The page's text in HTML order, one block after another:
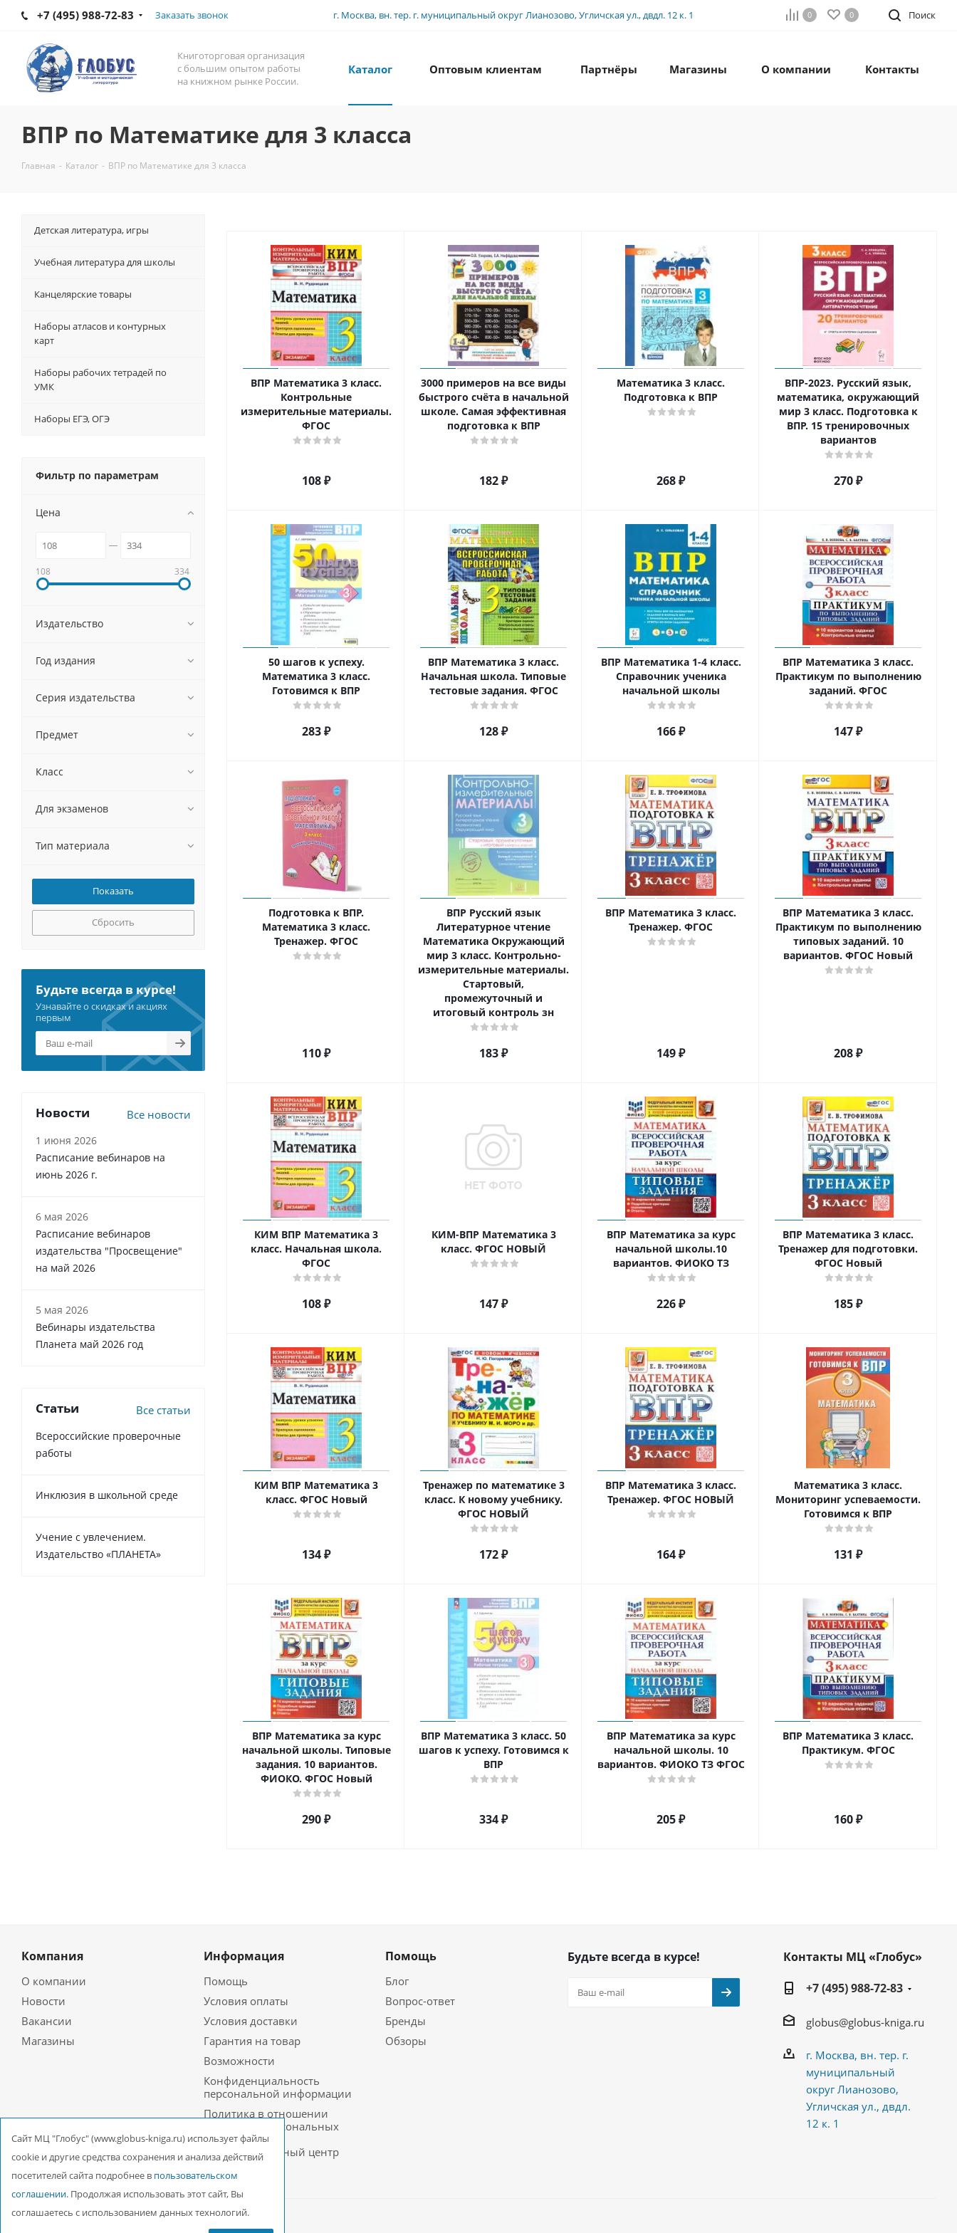
+7 (495) 988-72-83 Заказать звонок г. Москва, вн. тер. г. муниципальный округ Лианозово, Угличская ул., двдл. 12 к. 1 Поиск
0 0
Книготорговая организация
с большим опытом работы
на книжном рынке России.
Каталог Оптовым клиентам Партнёры Магазины О компании Контакты
ВПР по Математике для 3 класса
Главная - Каталог - ВПР по Математике для 3 класса
ВПР Математика 3 класс.
Контрольные
измерительные материалы.
ФГОС
108₽
3000 примеров на все виды
быстрого счёта в начальной
школе. Самая эффективная
подготовка к ВПР
182₽
Математика 3 класс.
Подготовка к ВПР
268₽
ВПР-2023. Русский язык,
математика, окружающий
мир 3 класс. Подготовка к
ВПР. 15 тренировочных
вариантов
270₽
50 шагов к успеху.
Математика 3 класс.
Готовимся к ВПР
283₽
ВПР Математика 3 класс.
Начальная школа. Типовые
тестовые задания. ФГОС
128₽
ВПР Математика 1-4 класс.
Справочник ученика
начальной школы
166₽
ВПР Математика 3 класс.
Практикум по выполнению
заданий. ФГОС
147₽
Подготовка к ВПР.
Математика 3 класс.
Тренажер. ФГОС
110₽
ВПР Русский язык
Литературное чтение
Математика Окружающий
мир 3 класс. Контрольно-
измерительные материалы.
Стартовый,
промежуточный и
итоговый контроль зн
183₽
ВПР Математика 3 класс.
Тренажер. ФГОС
149₽
ВПР Математика 3 класс.
Практикум по выполнению
типовых заданий. 10
вариантов. ФГОС Новый
208₽
КИМ ВПР Математика 3
класс. Начальная школа.
ФГОС
108₽
КИМ-ВПР Математика 3
класс. ФГОС НОВЫЙ
147₽
ВПР Математика за курс
начальной школы.10
вариантов. ФИОКО ТЗ
226₽
ВПР Математика 3 класс.
Тренажер для подготовки.
ФГОС Новый
185₽
КИМ ВПР Математика 3
класс. ФГОС Новый
134₽
Тренажер по математике 3
класс. К новому учебнику.
ФГОС НОВЫЙ
172₽
ВПР Математика 3 класс.
Тренажер. ФГОС НОВЫЙ
164₽
Математика 3 класс.
Мониторинг успеваемости.
Готовимся к ВПР
131 ₽
ВПР Математика за курс
начальной школы. Типовые
задания. 10 вариантов.
ФИОКО. ФГОС Новый
290₽
ВПР Математика 3 класс. 50
шагов к успеху. Готовимся к
ВПР
334₽
ВПР Математика за курс
начальной школы. 10
вариантов. ФИОКО ТЗ ФГОС
205₽
ВПР Математика 3 класс.
Практикум. ФГОС
160₽
Детская литература, игры
Учебная литература для школы
Канцелярские товары
Наборы атласов и контурных
карт
Наборы рабочих тетрадей по
УМК
Наборы ЕГЭ, ОГЭ
Фильтр по параметрам
Цена
108 334
Издательство
Год издания
Серия издательства
Предмет
Класс
Для экзаменов
Тип материала
Сбросить
Будьте всегда в курсе!
Узнавайте о скидках и акциях
первым
Новости Все новости
1 июня 2026
Расписание вебинаров на
июнь 2026 г.
6 мая 2026
Расписание вебинаров
издательства "Просвещение"
на май 2026
5 мая 2026
Вебинары издательства
Планета май 2026 год
Статьи Все статьи
Всероссийские проверочные
работы
Инклюзия в школьной среде
Учение с увлечением.
Издательство «ПЛАНЕТА»
Компания
О компании
Новости
Вакансии
Магазины
Информация
Помощь
Условия оплаты
Условия доставки
Гарантия на товар
Возможности
Конфиденциальность
персональной информации
Политика в отношении
обработки персональных
данных в ООО
Межрегиональный центр
«Глобус»
Помощь
Блог
Вопрос-ответ
Бренды
Обзоры
Будьте всегда в курсе!
Контакты МЦ «Глобус»
+7 (495) 988-72-83
globus@globus-kniga.ru
г. Москва, вн. тер. г.
муниципальный
округ Лианозово,
Угличская ул., двдл.
12 к. 1
Cайт МЦ "Глобус" (www.globus-kniga.ru) использует файлы
cookie и другие средства сохранения и анализа действий
посетителей сайта подробнее в пользовательском
соглашении. Продолжая использовать этот сайт, Вы
соглашаетесь с использованием данных технологий.